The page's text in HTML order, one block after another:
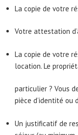
La copie de votre
Votre attestation
La copie de votre
location. Le
particulier ? Vous
pièce d’identité ou
Un justificatif de